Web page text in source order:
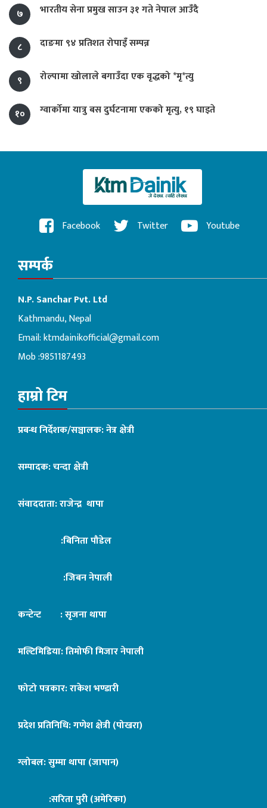
७
भारतीय सेना प्रमुख साउन ३१ गते नेपाल आउँदै
८ दाङमा ९४ प्रतिशत रोपाइँ सम्पन्न
९ रोल्पामा खोलाले बगाउँदा एक वृद्धको *मृ*त्यु
१० ग्वार्कोमा यात्रु बस दुर्घटनामा एकको मृत्यु, १९ घाइते
Facebook Twitter Youtube
सम्पर्क
N.P. Sanchar Pvt. Ltd
Kathmandu, Nepal
Email:ktmdainikofficial@gmail.com
Mob :9851187493
हाम्रो टिम
प्रबन्ध निर्देशक/सञ्चालक: नेत्र क्षेत्री
सम्पादक: चन्दा क्षेत्री
संवाददाता: राजेन्द्र थापा
:बिनिता पौडेल
:जिबन नेपाली
कन्टेन्ट : सृजना थापा
मल्टिमिडिया: तिमोफी मिजार नेपाली
फोटो पत्रकार: राकेश भण्डारी
प्रदेश प्रतिनिधि: गणेश क्षेत्री (पोखरा)
ग्लोबल: सुम्मा थापा (जापान)
:सरिता पुरी (अमेरिका)